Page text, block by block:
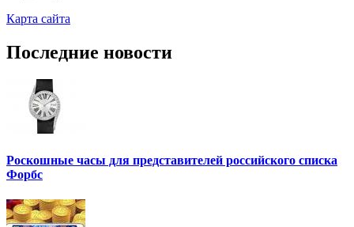
Карта сайта
Последние новости
Роскошные часы для представителей российского списка
Форбс